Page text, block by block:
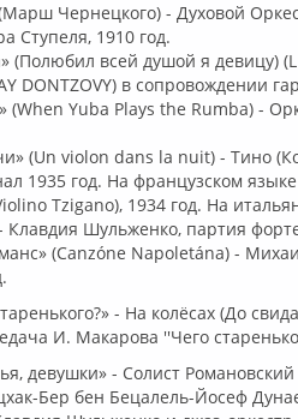
Чернецкого) - Духовой
Ступеля, 1910 год.
(Полюбил всей душой я девицу)
DONTZOVY) в сопровождении
(When Yuba Plays the Rumba) -
(Un violon dans la nuit) - Тино
1935 год. На французском
Tzigano), 1934 год. На
Клавдия Шульженко, партия
(Canzóne Napoletána) -
- На колёсах (До
И. Макарова ''Чего
девушки» - Солист
Бер бен Бецалель-Йосеф